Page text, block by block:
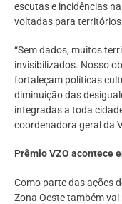
escutas e incidências
voltadas para
“Sem dados, muitos
invisibilizados. Nosso
fortaleçam políticas
diminuição das
integradas a toda
coordenadora geral da
Prêmio VZO acontece
Como parte das ações
Zona Oeste também vai